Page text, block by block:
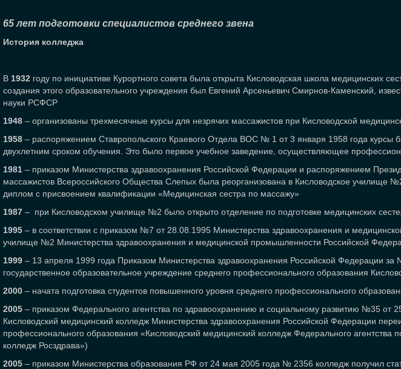
65 лет подготовки специалистов среднего звена
История колледжа
В 1932 году по инициативе Курортного совета была открыта Кисловодская школа медицинских
создания этого образовательного учреждения был Евгений Арсеньевич Смирнов-Каменский,
науки РСФСР
1948 – организованы трехмесячные курсы для незрячих массажистов при Кисловодской
1958 – распоряжением Ставропольского Краевого Отдела ВОС № 1 от 3 января 1958 года
двухлетним сроком обучения. Это было первое учебное заведение, осуществляющее
1981 – приказом Министерства здравоохранения Российской Федерации и распоряжением
массажистов Всероссийского Общества Слепых была реорганизована в Кисловодское
диплом с присвоением квалификации «Медицинская сестра по массажу»
1987 – при Кисловодском училище №2 было открыто отделение по подготовке медицинских
1995 – в соответствии с приказом №7 от 28.08.1995 Министерства здравоохранения и
училище №2 Министерства здравоохранения и медицинской промышленности Российской
1999 – 13 апреля 1999 года Приказом Министерства здравоохранения Российской Федерации
государственное образовательное учреждение среднего профессионального образования
2000 – начата подготовка студентов повышенного уровня среднего профессионального
2005 – приказом Федерального агентства по здравоохранению и социальному развитию №35 от
Кисловодский медицинский колледж Министерства здравоохранения Российской Федерации
профессионального образования «Кисловодский медицинский колледж Федерального
колледж Росздрава»)
2005 – приказом Министерства образования РФ от 24 мая 2005 года № 2356 колледж получил